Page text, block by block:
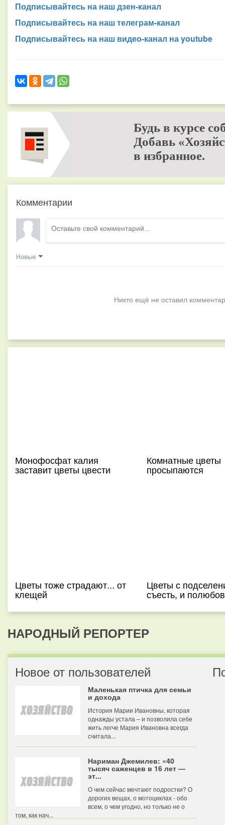
Подписывайтесь на наш дзен-канал
Подписывайтесь на наш телеграм-канал
Подписывайтесь на наш видео-канал на youtube
Будь в курсе
Добавь
в избранное.
Комментарии
Новые
Никто ещё не оставил
Монофосфат калия
заставит цветы цвести
Комнатные цветы
просыпаются
Цветы тоже страдают... от
клещей
Цветы с
съесть, и
НАРОДНЫЙ РЕПОРТЕР
Новое от пользователей
Маленькая птичка для семьи
и дохода
История Марии Ивановны, которая
однажды устала – и позволила себе
жить легче Мария Ивановна всегда
считала...
Нариман Джемилев: «40
тысяч саженцев в 16 лет —
эт...
О чем сейчас мечтают подростки? О
дорогих вещах, о мотоциклах - обо
всем, о чем угодно, но только не о
том, как нач...